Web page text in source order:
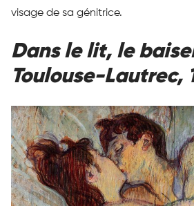
visage de sa génitrice.
Dans le lit, le
Toulouse-Lautrec,